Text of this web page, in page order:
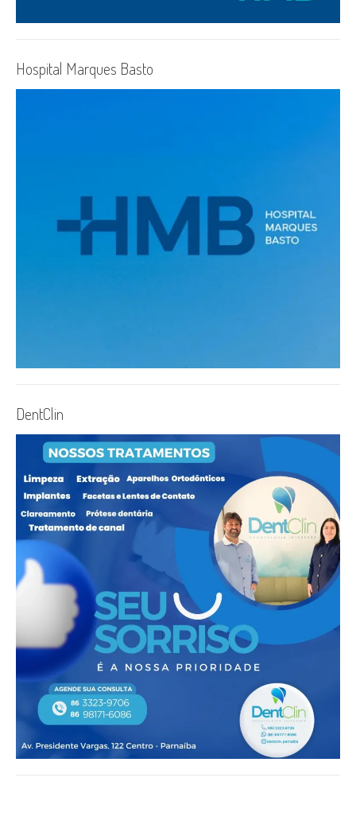
Hospital Marques Basto
DentClin